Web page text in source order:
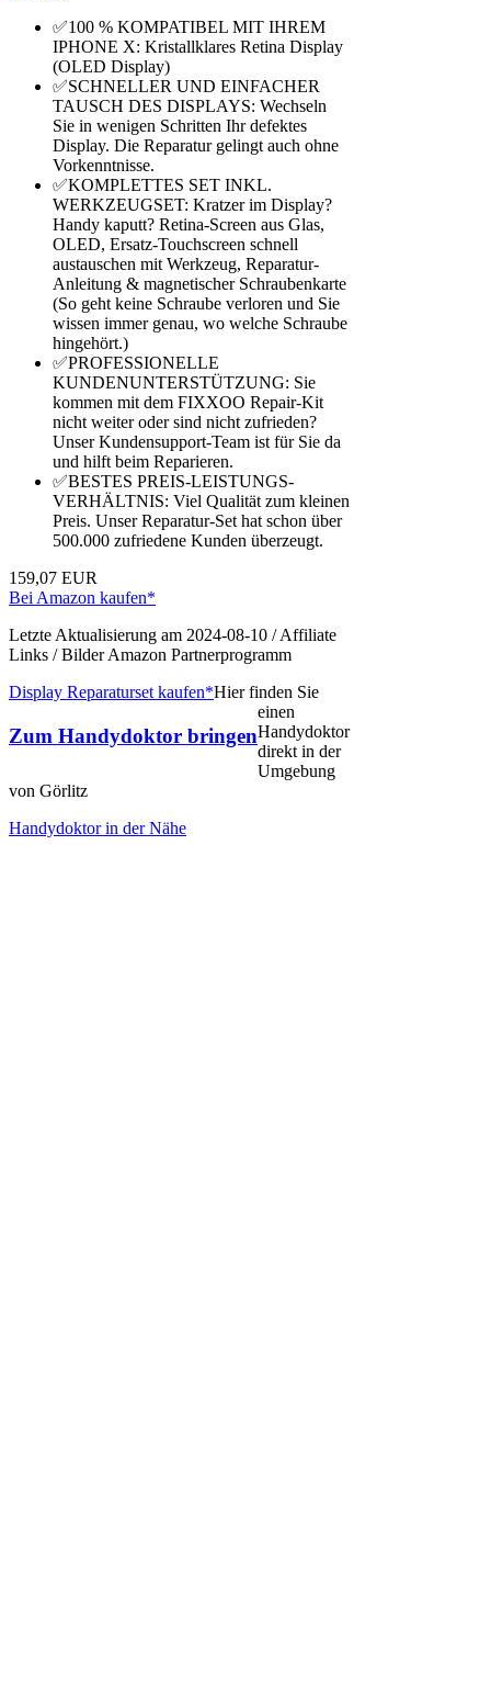
✅100 % KOMPATIBEL MIT IHREM
IPHONE X: Kristallklares Retina Display
(OLED Display)
✅SCHNELLER UND EINFACHER
TAUSCH DES DISPLAYS: Wechseln
Sie in wenigen Schritten Ihr defektes
Display. Die Reparatur gelingt auch ohne
Vorkenntnisse.
✅KOMPLETTES SET INKL.
WERKZEUGSET: Kratzer im Display?
Handy kaputt? Retina-Screen aus Glas,
OLED, Ersatz-Touchscreen schnell
austauschen mit Werkzeug, Reparatur-
Anleitung & magnetischer Schraubenkarte
(So geht keine Schraube verloren und Sie
wissen immer genau, wo welche Schraube
hingehört.)
✅PROFESSIONELLE
KUNDENUNTERSTÜTZUNG: Sie
kommen mit dem FIXXOO Repair-Kit
nicht weiter oder sind nicht zufrieden?
Unser Kundensupport-Team ist für Sie da
und hilft beim Reparieren.
✅BESTES PREIS-LEISTUNGS-
VERHÄLTNIS: Viel Qualität zum kleinen
Preis. Unser Reparatur-Set hat schon über
500.000 zufriedene Kunden überzeugt.
159,07 EUR
Bei Amazon kaufen*
Letzte Aktualisierung am 2024-08-10 / Affiliate
Links / Bilder Amazon Partnerprogramm
Display Reparaturset kaufen*
Zum Handydoktor bringen
Hier finden Sie
einen
Handydoktor
direkt in der
Umgebung
von Görlitz
Handydoktor in der Nähe